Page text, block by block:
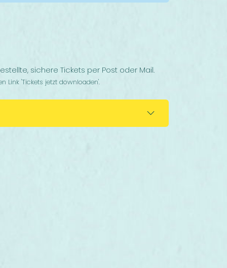
sichere Tickets per Post oder Mail.
Link 'Tickets jetzt downloaden'.